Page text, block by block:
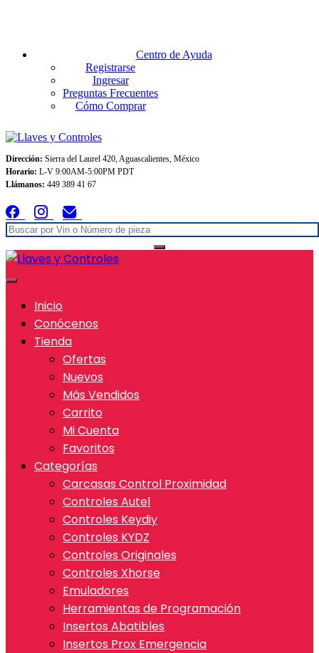
Centro de Ayuda
Registrarse
Ingresar
Preguntas Frecuentes
Cómo Comprar
Dirección: Sierra del Laurel 420, Aguascalientes, México
Horario: L-V 9:00AM-5:00PM PDT
Llámanos: 449 389 41 67
Inicio
Conócenos
Tienda
Ofertas
Nuevos
Más Vendidos
Carrito
Mi Cuenta
Favoritos
Categorías
Carcasas Control Proximidad
Controles Autel
Controles Keydiy
Controles KYDZ
Controles Originales
Controles Xhorse
Emuladores
Herramientas de Programación
Insertos Abatibles
Insertos Prox Emergencia